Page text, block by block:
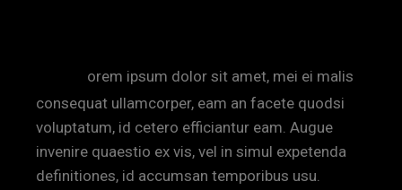
orem ipsum dolor sit amet, mei ei malis
consequat ullamcorper, eam an facete quodsi
voluptatum, id cetero efficiantur eam. Augue
invenire quaestio ex vis, vel in simul expetenda
definitiones, id accumsan temporibus usu.